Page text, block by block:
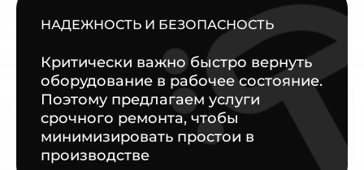
НАДЕЖНОСТЬ И БЕЗОПАСНОСТЬ
Критически важно быстро вернуть
оборудование в рабочее состояние.
Поэтому предлагаем услуги
срочного ремонта, чтобы
минимизировать простои в
производстве